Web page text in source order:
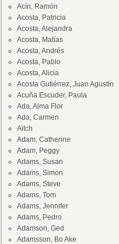
Acín, Ramón
Acosta, Patricia
Acosta, Alejandra
Acosta, Matías
Acosta, Andrés
Acosta, Pablo
Acosta, Alicia
Acosta Gutiérrez, Juan Agustín
Acuña Escuder, Paula
Ada, Alma Flor
Ada, Carmen
Aitch
Adam, Catherine
Adam, Peggy
Adams, Susan
Adams, Simon
Adams, Steve
Adams, Tom
Adams, Jennifer
Adams, Pedro
Adamson, Ged
Adamsson, Bo Ake